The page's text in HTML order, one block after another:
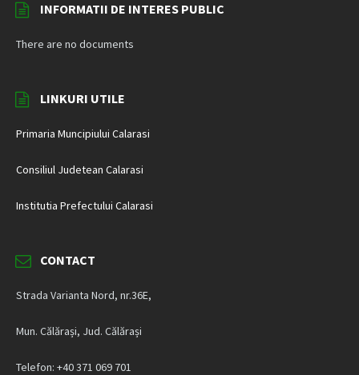
INFORMATII DE INTERES PUBLIC
There are no documents
LINKURI UTILE
Primaria Muncipiului Calarasi
Consiliul Judetean Calarasi
Institutia Prefectului Calarasi
CONTACT
Strada Varianta Nord, nr.36E,
Mun. Călărași, Jud. Călărași
Telefon: +40 371 069 701